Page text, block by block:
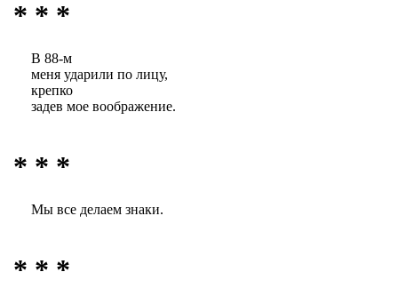
* * *
В 88-м
меня ударили по лицу,
крепко
задев мое воображение.
* * *
Мы все делаем знаки.
* * *